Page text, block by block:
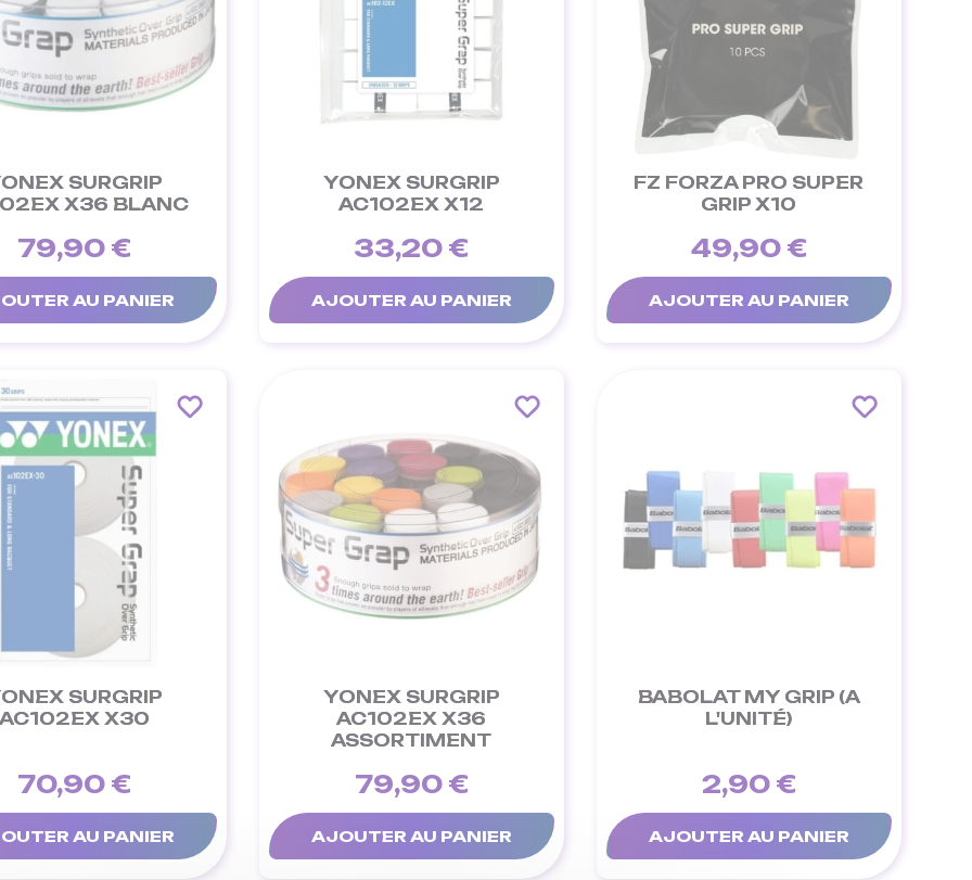
SURGRIP
X36 BLANC
79,90 €
AU PANIER
YONEX SURGRIP
AC102EX X12
33,20 €
AJOUTER AU PANIER
FZ FORZA PRO SUPER
GRIP X10
49,90 €
AJOUTER AU PANIER
SURGRIP
X30
70,90 €
AU PANIER
YONEX SURGRIP
AC102EX X36
ASSORTIMENT
79,90 €
AJOUTER AU PANIER
BABOLAT MY GRIP (A
L'UNITÉ)
2,90 €
AJOUTER AU PANIER